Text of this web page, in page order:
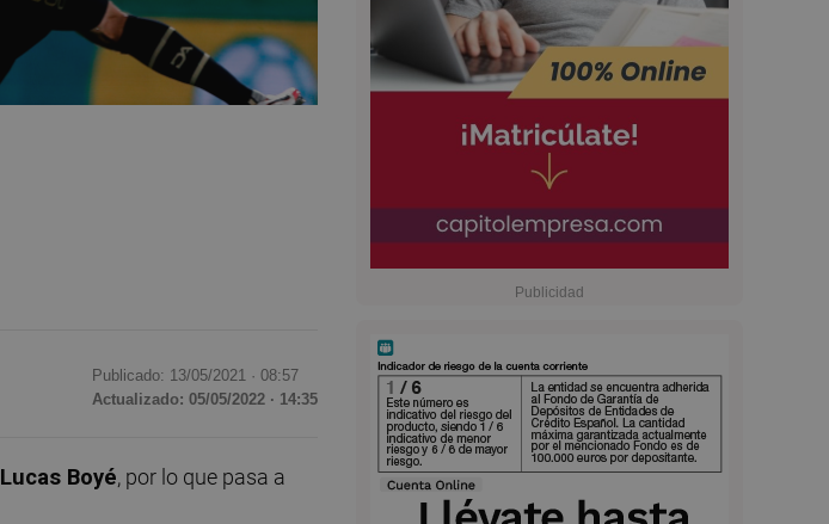
Publicado: 13/05/2021 · 08:57
Actualizado: 05/05/2022 · 14:35
Lucas Boyé, por lo que pasa a